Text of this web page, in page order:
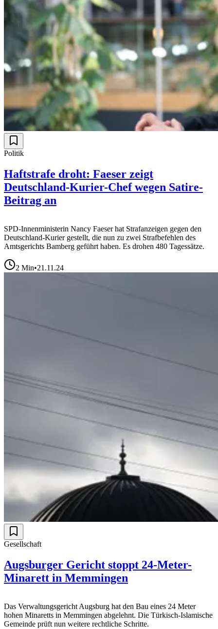
Politik
Haftstrafe droht: Faeser zeigt
Deutschland-Kurier-Chef wegen Satire-
Beitrag an
SPD-Innenministerin Nancy Faeser hat Strafanzeigen gegen den
Deutschland-Kurier gestellt, die nun zu zwei Strafbefehlen des
Amtsgerichts Bamberg geführt haben. Es drohen 480 Tagessätze.
2 Min•21.11.24
Gesellschaft
Augsburger Gericht stoppt 24-Meter-
Minarett in Memmingen
Das Verwaltungsgericht Augsburg hat den Bau eines 24 Meter
hohen Minaretts in Memmingen abgelehnt. Die Türkisch-Islamische
Gemeinde prüft nun weitere rechtliche Schritte.